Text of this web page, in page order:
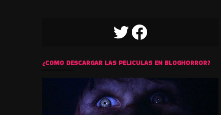
TWITTERFACEBOOK
¿COMO DESCARGAR LAS PELICULAS EN BLOGHORROR?